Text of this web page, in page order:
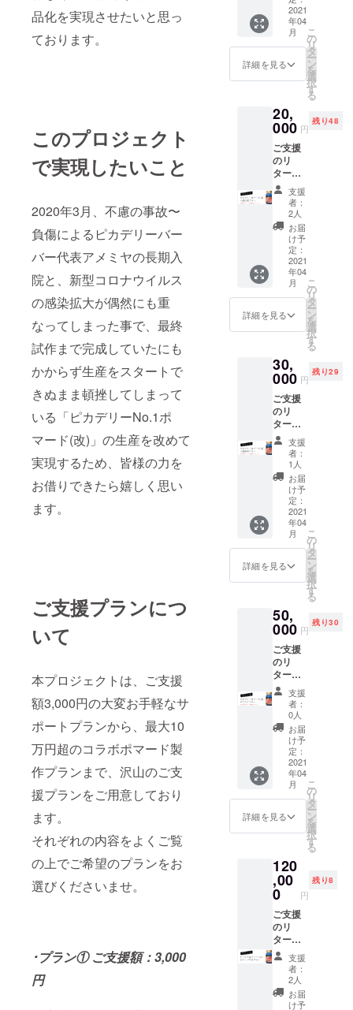
品化を実現させたいと思っ
ております。
このプロジェクト
で実現したいこと
2020年3月、不慮の事故〜
負傷によるピカデリーバー
バー代表アメミヤの長期入
院と、新型コロナウイルス
の感染拡大が偶然にも重
なってしまった事で、最終
試作まで完成していたにも
かからず生産をスタートで
きぬまま頓挫してしまって
いる「ピカデリーNo.1ポ
マード(改)」の生産を改めて
実現するため、皆様の力を
お借りできたら嬉しく思い
ます。
ご支援プランにつ
いて
本プロジェクトは、ご支援
額3,000円の大変お手軽なサ
ポートプランから、最大10
万円超のコラボポマード製
作プランまで、沢山のご支
援プランをご用意しており
ます。
それぞれの内容をよくご覧
の上でご希望のプランをお
選びくださいませ。
･プラン① ご支援額：3,000
円
が多少
前後す
る可能
性があ
ります
了承く
ださ
い。
(改)×6
個＋ア
メニ
ティ用1
個をお
届けし
ます。
は理美
容サロ
ン、小
売店様
向け卸
売プラ
ンで
す。お
申し込
みの折
には貴
店のお
名前を
備考欄
にご記
入くだ
さい。
方は、
お申し
付けい
ただけ
れば
PDF
ファイ
ルにて
お送り
致しま
す。 ※
生産数
調整の
都合で
ファン
ディン
グ終了
ます。
工場の
混雑状
況に
よって
はお届
け日程
が多少
前後す
る可能
性があ
ります
ので、
あらか
じめご
ださ
い。
2021
年04
月
詳細を見る
こ
の
リ
タ
ー
ン
を
選
択
す
る
20,
000 円
残り48
ご支援
のリ
ターン
品とし
て、ピ
カデ
リー
No.1ポ
マード
(改)×12
個＋ア
メニ
ティ用1
個をお
届けし
ます。
は理美
容サロ
ン、小
売店様
向け卸
売プラ
ンで
す。お
申し込
みの折
には貴
店のお
名前を
備考欄
にご記
入くだ
さい。
方は、
お申し
付けい
ただけ
れば
PDF
ファイ
ルにて
お送り
致しま
す。 ※
生産数
調整の
都合で
ファン
ディン
グ終了
ます。
工場の
混雑状
況に
よって
はお届
け日程
が多少
前後す
る可能
性があ
ります
支援
者：
2人
お届
け予
定：
2021
年04
月
詳細を見る
こ
の
リ
タ
ー
ン
を
選
択
す
る
30,
000 円
残り29
ご支援
のリ
ターン
品とし
て、ピ
カデ
リー
No.1ポ
マード
(改)×20
個＋ア
メニ
ティ用1
個をお
届けし
ます。
は理美
容サロ
ン、小
売店様
向け卸
売プラ
ンで
す。お
申し込
みの折
には貴
店のお
名前を
備考欄
にご記
入くだ
さい。
方は、
お申し
付けい
ただけ
れば
PDF
ファイ
ルにて
お送り
致しま
す。 ※
生産数
支援
者：
1人
お届
け予
定：
2021
年04
月
詳細を見る
こ
の
リ
タ
ー
ン
を
選
択
す
る
50,
000 円
残り30
ご支援
のリ
ターン
品とし
て、ピ
カデ
リー
No.1ポ
マード
(改)×1
個を12
カ月毎
月お届
けする
サブス
クプラ
す。 ※
生産数
調整の
都合で
ファン
ディン
グ終了
後の量
産開始
となり
ます。
工場の
支援
者：
0人
お届
け予
定：
2021
年04
月
詳細を見る
こ
の
リ
タ
ー
ン
を
選
択
す
る
120
,00
0 円
残り8
ご支援
のリ
ターン
品とし
て、あ
なたの
お店の
オリジ
支援
者：
2人
お届
け予